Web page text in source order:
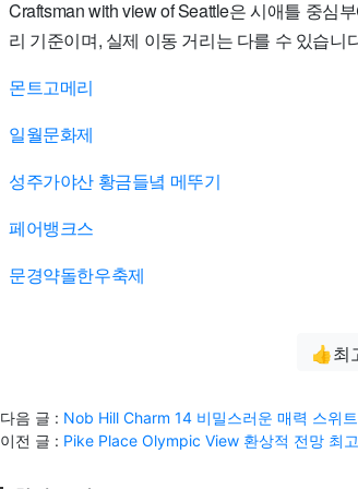
Craftsman with view of Seattle은 시애틀 중심
리 기준이며, 실제 이동 거리는 다를 수 있습니
몬트고메리
일월문화제
성주가야산 황금들녘 메뚜기
페어뱅크스
문경약돌한우축제
👍최
다음 글 : Nob Hill Charm 14 비밀스러운 매력 스위
이전 글 : Pike Place Olympic View 환상적 전망 최